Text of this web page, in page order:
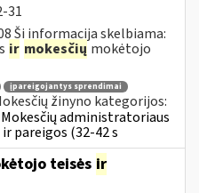
31
Ši informacija skelbiama:
ir mokesčių mokėtojo
įpareigojantys sprendimai
žinyno kategorijos:
administratoriaus
pareigos (32-42 s
teisės ir